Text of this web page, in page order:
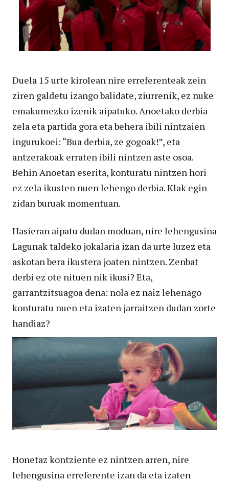
Duela 15 urte kirolean nire erreferenteak zein
ziren galdetu izango balidate, ziurrenik, ez nuke
emakumezko izenik aipatuko. Anoetako derbia
zela eta partida gora eta behera ibili nintzaien
ingurukoei: “Bua derbia, ze gogoak!”, eta
antzerakoak erraten ibili nintzen aste osoa.
Behin Anoetan eserita, konturatu nintzen hori
ez zela ikusten nuen lehengo derbia. Klak egin
zidan buruak momentuan.
Hasieran aipatu dudan moduan, nire lehengusina
Lagunak taldeko jokalaria izan da urte luzez eta
askotan bera ikustera joaten nintzen. Zenbat
derbi ez ote nituen nik ikusi? Eta,
garrantzitsuagoa dena: nola ez naiz lehenago
konturatu nuen eta izaten jarraitzen dudan zorte
handiaz?
Honetaz kontziente ez nintzen arren, nire
lehengusina erreferente izan da eta izaten